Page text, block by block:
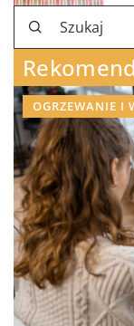
OGRZEWANIE I